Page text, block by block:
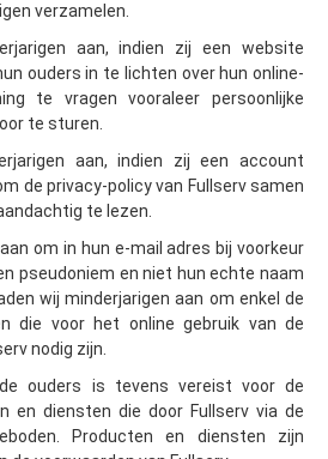
verzamelen.
aan, indien zij een website
ouders in te lichten over hun online-
te vragen vooraleer persoonlijke
te sturen.
aan, indien zij een account
de privacy-policy van Fullserv samen
te lezen.
om in hun e-mail adres bij voorkeur
pseudoniem en niet hun echte naam
wij minderjarigen aan om enkel de
die voor het online gebruik van de
nodig zijn.
ouders is tevens vereist voor de
en diensten die door Fullserv via de
Producten en diensten zijn